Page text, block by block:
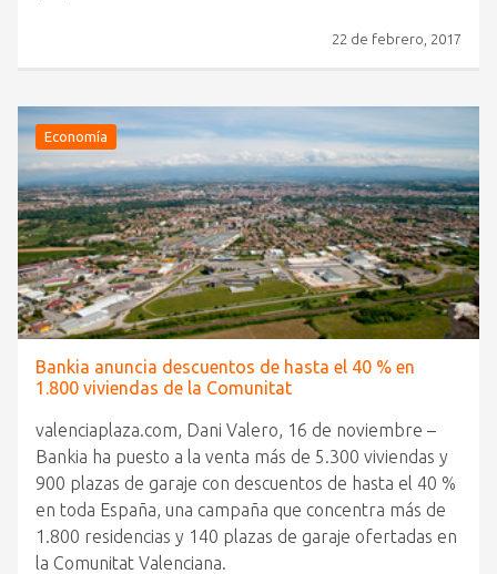
22 de febrero, 2017
Economía
Bankia anuncia descuentos de hasta el 40 % en
1.800 viviendas de la Comunitat
valenciaplaza.com, Dani Valero, 16 de noviembre –
Bankia ha puesto a la venta más de 5.300 viviendas y
900 plazas de garaje con descuentos de hasta el 40 %
en toda España, una campaña que concentra más de
1.800 residencias y 140 plazas de garaje ofertadas en
la Comunitat Valenciana.